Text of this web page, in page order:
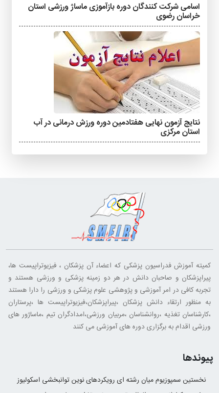
اسامی شرکت کنندگان دوره بازآموزی ماساژ ورزشی استان
خراسان رضوی
نتایج آزمون نهایی هفتادمین دوره ورزش درمانی در آب
استان مرکزی
کمیته آموزش فدراسیون پزشکی که اعضاء آن پزشکان ، فیزیوتراپیست ها،
پیراپزشکان و صاحبان دانش در هر دو زمینه پزشکی و ورزشی هستند و
تجربه کافی در امر آموزشی و پژوهشی علوم پزشکی و ورزشی را دارا هستند
به منظور ارتقاء دانش پزشکان ،پیراپزشکان،فیزیوتراپیست ها ،پرستاران
،کارشناسان تغذیه ،روانشناسان ،مربیان ورزشی،امدادگران تیم ،ماساژور های
ورزشی اقدام به برگزاری دوره های آموزشی می کنند
پیوندها
نخستین سمپوزیوم میان رشته ای رویکردهای نوین توانبخشی اسکولیوز